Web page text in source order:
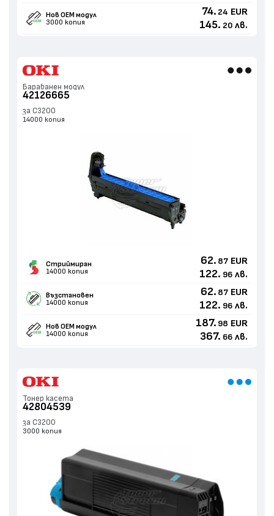
Нов ОЕМ модул
3000 копия
74. 24 EUR
145. 20 лв.
Барабанен модул
42126665
за C3200
14000 копия
Стриймиран
14000 копия
62. 87 EUR
122. 96 лв.
Възстановен
14000 копия
62. 87 EUR
122. 96 лв.
Нов ОЕМ модул
14000 копия
187. 98 EUR
367. 66 лв.
Тонер касета
42804539
за C3200
3000 копия